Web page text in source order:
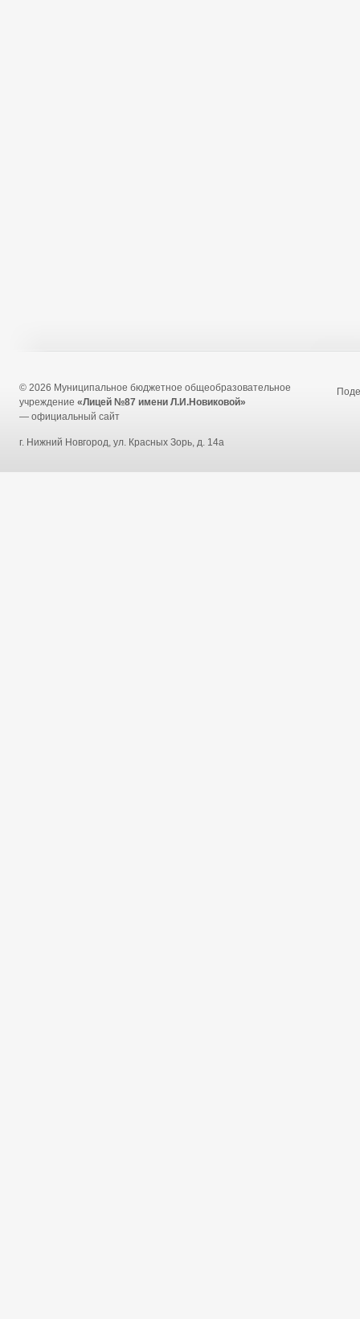
© 2026 Муниципальное бюджетное общеобразовательное
учреждение «Лицей №87 имени Л.И.Новиковой»
— официальный сайт
г. Нижний Новгород, ул. Красных Зорь, д. 14а